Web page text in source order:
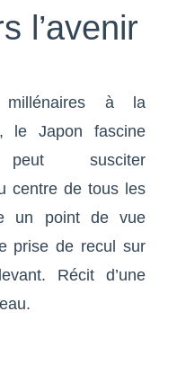
l’avenir
millénaires à la
le Japon fascine
susciter
centre de tous les
un point de vue
prise de recul sur
Récit d’une